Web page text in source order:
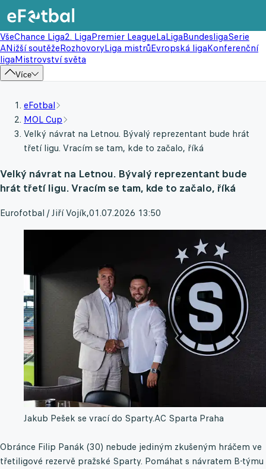
VšeChance Liga2. LigaPremier LeagueLaLigaBundesligaSerie
ANižší soutěžeRozhovoryLiga mistrůEvropská ligaKonferenční
ligaMistrovství světa
Více
eFotbal
MOL Cup
Velký návrat na Letnou. Bývalý reprezentant bude hrát
třetí ligu. Vracím se tam, kde to začalo, říká
Velký návrat na Letnou. Bývalý reprezentant bude
hrát třetí ligu. Vracím se tam, kde to začalo, říká
Eurofotbal / Jiří Vojík,01.07.2026 13:50
Jakub Pešek se vrací do Sparty.AC Sparta Praha
Obránce Filip Panák (30) nebude jediným zkušeným hráčem ve
třetiligové rezervě pražské Sparty. Pomáhat s návratem B-týmu